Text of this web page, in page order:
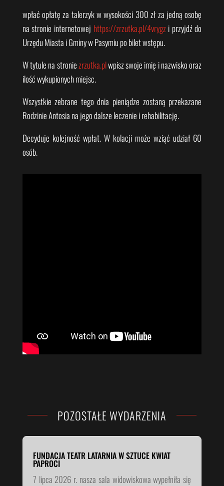
wpłać opłatę za talerzyk w wysokości 300 zł za jedną osobę
na stronie internetowej https://zrzutka.pl/4vrygzi przyjdź do
Urzędu Miasta i Gminy w Pasymiu po bilet wstępu.
W tytule na stroniezrzutka.plwpisz swoje imię i nazwisko oraz
ilość wykupionych miejsc.
Wszystkie zebrane tego dnia pieniądze zostaną przekazane
Rodzinie Antosia na jego dalsze leczenie i rehabilitację.
Decyduje kolejność wpłat. W kolacji może wziąć udział 60
osób.
POZOSTAŁE WYDARZENIA
FUNDACJA TEATR LATARNIA W SZTUCE KWIAT
PAPROCI
7 lipca 2026 r. nasza sala widowiskowa wypełniła się